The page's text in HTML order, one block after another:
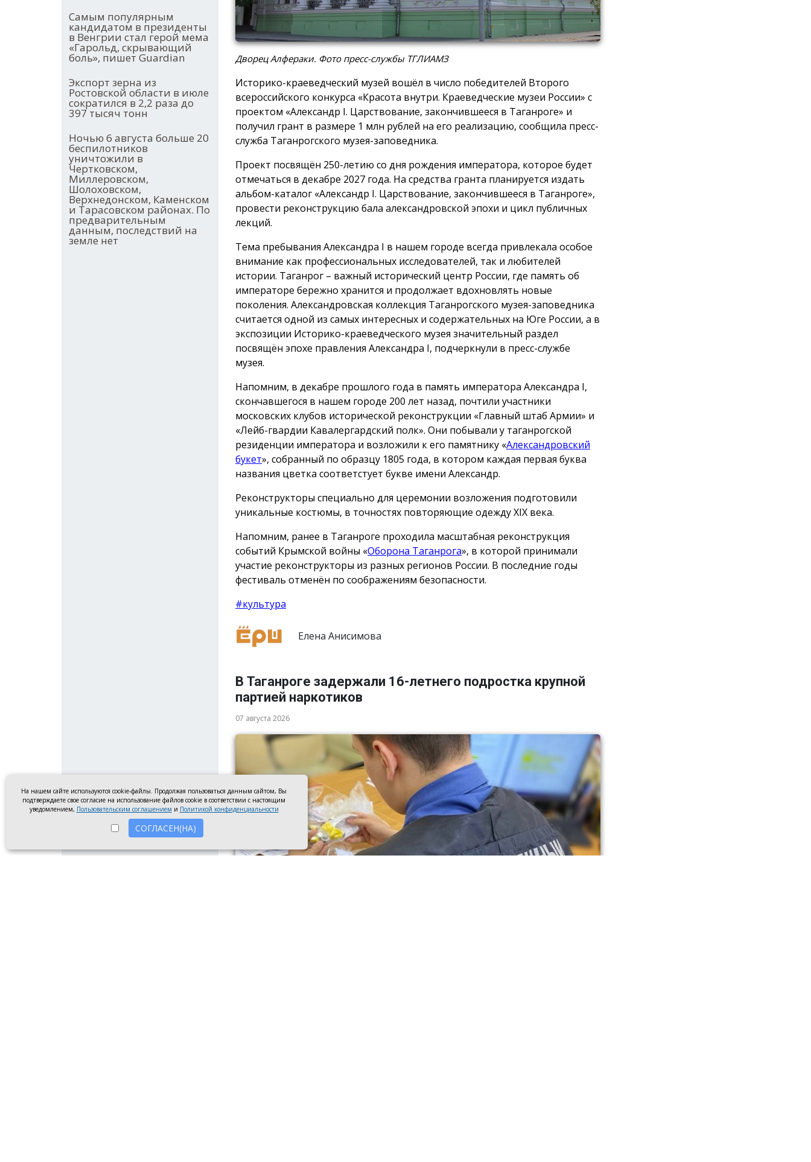
Самым популярным
кандидатом в президенты
в Венгрии стал герой мема
«Гарольд, скрывающий
боль», пишет Guardian
Экспорт зерна из
Ростовской области в июле
сократился в 2,2 раза до
397 тысяч тонн
Ночью 6 августа больше 20
беспилотников
уничтожили в
Чертковском,
Миллеровском,
Шолоховском,
Верхнедонском, Каменском
и Тарасовском районах. По
предварительным
данным, последствий на
земле нет
Дворец Алфераки. Фото пресс-службы ТГЛИАМЗ
Историко-краеведческий музей вошёл в число победителей Второго
всероссийского конкурса «Красота внутри. Краеведческие музеи России» с
проектом «Александр I. Царствование, закончившееся в Таганроге» и
получил грант в размере 1 млн рублей на его реализацию, сообщила пресс-
служба Таганрогского музея-заповедника.
Проект посвящён 250-летию со дня рождения императора, которое будет
отмечаться в декабре 2027 года. На средства гранта планируется издать
альбом-каталог «Александр I. Царствование, закончившееся в Таганроге»,
провести реконструкцию бала александровской эпохи и цикл публичных
лекций.
Тема пребывания Александра I в нашем городе всегда привлекала особое
внимание как профессиональных исследователей, так и любителей
истории. Таганрог – важный исторический центр России, где память об
императоре бережно хранится и продолжает вдохновлять новые
поколения. Александровская коллекция Таганрогского музея-заповедника
считается одной из самых интересных и содержательных на Юге России, а в
экспозиции Историко-краеведческого музея значительный раздел
посвящён эпохе правления Александра I, подчеркнули в пресс-службе
музея.
Напомним, в декабре прошлого года в память императора Александра I,
скончавшегося в нашем городе 200 лет назад, почтили участники
московских клубов исторической реконструкции «Главный штаб Армии» и
«Лейб-гвардии Кавалергардский полк». Они побывали у таганрогской
резиденции императора и возложили к его памятнику «Александровский
букет», собранный по образцу 1805 года, в котором каждая первая буква
названия цветка соответстует букве имени Александр.
Реконструкторы специально для церемонии возложения подготовили
уникальные костюмы, в точностях повторяющие одежду ХIX века.
Напомним, ранее в Таганроге проходила масштабная реконструкция
событий Крымской войны «Оборона Таганрога», в которой принимали
участие реконструкторы из разных регионов России. В последние годы
фестиваль отменён по соображениям безопасности.
#культура
Елена Анисимова
В Таганроге задержали 16-летнего подростка крупной
партией наркотиков
07 августа 2026
На нашем сайте используются cookie-файлы. Продолжая пользоваться данным сайтом, Вы
подтверждаете свое согласие на использование файлов cookie в соответствии с настоящим
уведомлением, Пользовательским соглашением и Политикой конфиденциальности
СОГЛАСЕН(НА)